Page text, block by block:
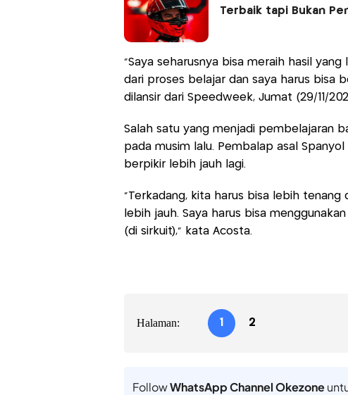
Terbaik tapi Bukan
"Saya seharusnya bisa meraih hasil
dari proses belajar dan saya harus bisa
dilansir dari Speedweek, Jumat (29/11/
Salah satu yang menjadi pembelajaran
pada musim lalu. Pembalap asal
berpikir lebih jauh lagi.
"Terkadang, kita harus bisa lebih
lebih jauh. Saya harus bisa
(di sirkuit)," kata Acosta.
Halaman: 1 2
FollowWhatsApp Channel Okezone